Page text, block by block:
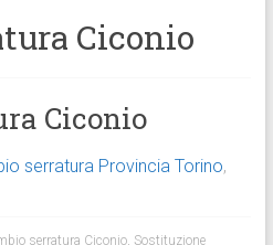
Ciconio
Ciconio
serratura Provincia Torino,
serratura Ciconio, Sostituzione